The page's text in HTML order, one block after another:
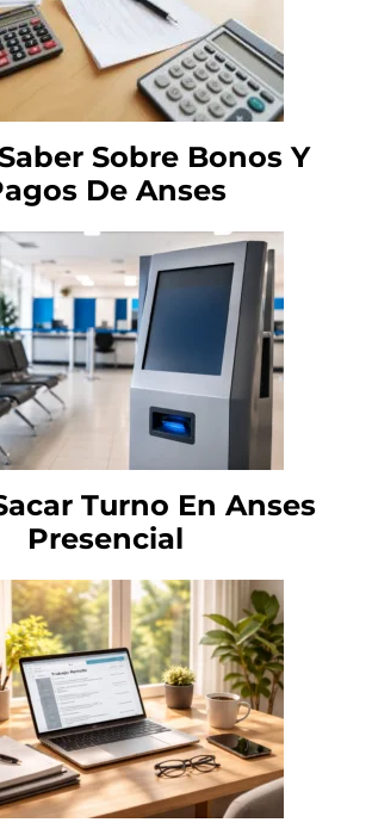
Sobre Bonos Y
De Anses
Turno En Anses
Presencial